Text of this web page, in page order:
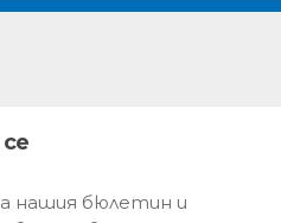
нашия бюлетин и